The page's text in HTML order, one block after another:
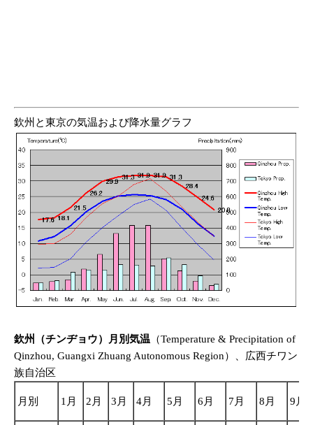
欽州と東京の気温および降水量グラフ
欽州（チンヂョウ）月別気温 （Temperature & Precipitation of
Qinzhou, Guangxi Zhuang Autonomous Region）、広西チワン
族自治区
月別 1月 2月 3月 4月 5月 6月 7月 8月 9月